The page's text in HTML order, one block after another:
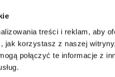
treści i reklam, aby
jak korzystasz z naszej
połączyć te informacje z